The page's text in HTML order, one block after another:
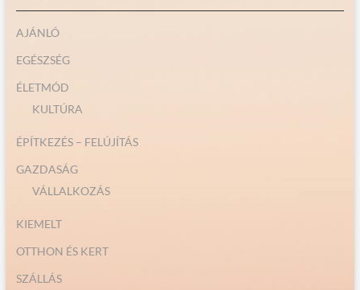
AJÁNLÓ
EGÉSZSÉG
ÉLETMÓD
KULTÚRA
ÉPÍTKEZÉS – FELÚJÍTÁS
GAZDASÁG
VÁLLALKOZÁS
KIEMELT
OTTHON ÉS KERT
SZÁLLÁS